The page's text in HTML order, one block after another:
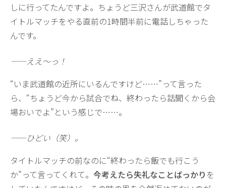
しに行ってたんですよ。ちょうど三沢さんが武道館でタ
イトルマッチをやる直前の1時間半前に電話しちゃった
んです。
——ええ〜っ！
“いま武道館の近所にいるんですけど……”って言った
ら、“ちょうど今から試合でね、終わったら話聞くから会
場おいでよ”という感じで……。
——ひどい（笑）。
タイトルマッチの前なのに“終わったら飯でも行こう
か”って言ってくれて。 今考えたら失礼なことばっかり を